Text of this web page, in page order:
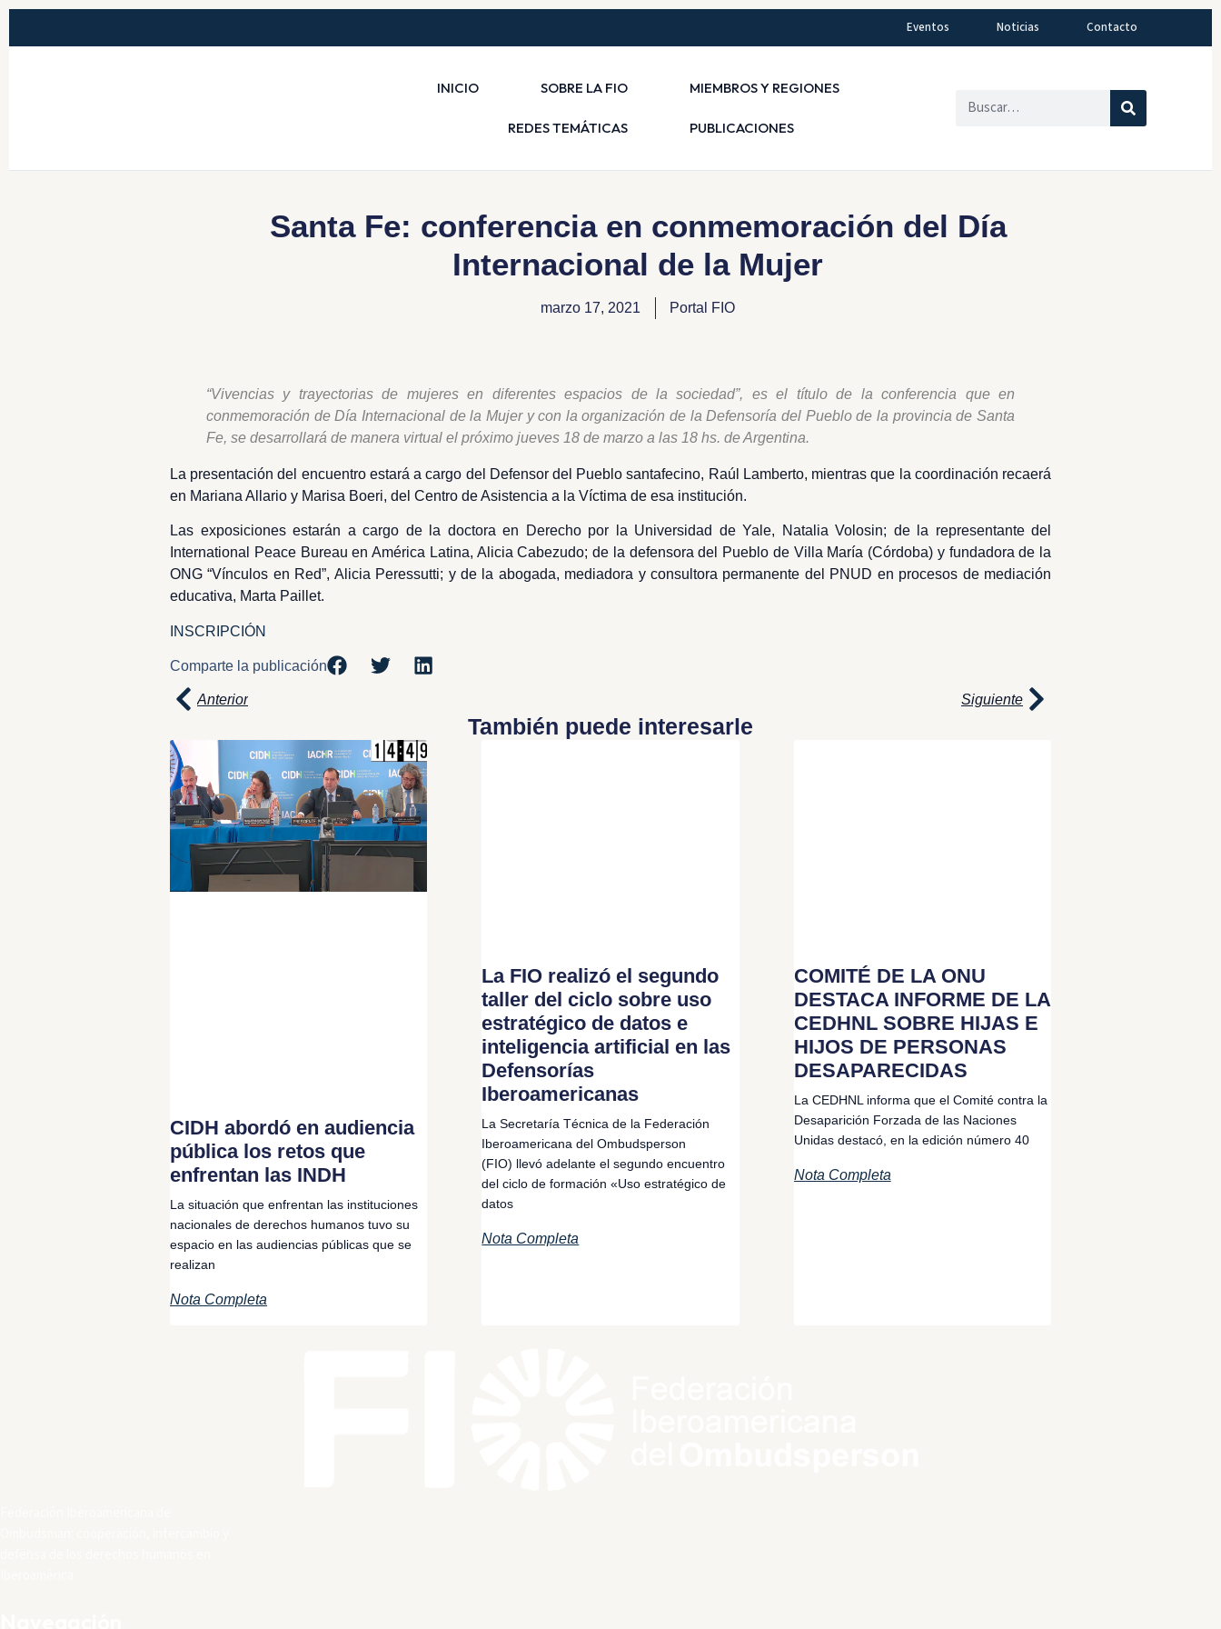
Eventos Noticias Contacto
INICIO SOBRE LA FIO MIEMBROS Y REGIONES
REDES TEMÁTICAS PUBLICACIONES
Santa Fe: conferencia en conmemoración del Día
Internacional de la Mujer
marzo 17, 2021 Portal FIO
“Vivencias y trayectorias de mujeres en diferentes espacios de la sociedad”, es el título de la conferencia que en
conmemoración de Día Internacional de la Mujer y con la organización de la Defensoría del Pueblo de la provincia de Santa
Fe, se desarrollará de manera virtual el próximo jueves 18 de marzo a las 18 hs. de Argentina.
La presentación del encuentro estará a cargo del Defensor del Pueblo santafecino, Raúl Lamberto, mientras que la coordinación recaerá
en Mariana Allario y Marisa Boeri, del Centro de Asistencia a la Víctima de esa institución.
Las exposiciones estarán a cargo de la doctora en Derecho por la Universidad de Yale, Natalia Volosin; de la representante del
International Peace Bureau en América Latina, Alicia Cabezudo; de la defensora del Pueblo de Villa María (Córdoba) y fundadora de la
ONG “Vínculos en Red”, Alicia Peressutti; y de la abogada, mediadora y consultora permanente del PNUD en procesos de mediación
educativa, Marta Paillet.
INSCRIPCIÓN
Comparte la publicación
Anterior Siguiente
También puede interesarle
CIDH abordó en audiencia
pública los retos que
enfrentan las INDH
La situación que enfrentan las instituciones
nacionales de derechos humanos tuvo su
espacio en las audiencias públicas que se
realizan
Nota Completa
La FIO realizó el segundo
taller del ciclo sobre uso
estratégico de datos e
inteligencia artificial en las
Defensorías
Iberoamericanas
La Secretaría Técnica de la Federación
Iberoamericana del Ombudsperson
(FIO) llevó adelante el segundo encuentro
del ciclo de formación «Uso estratégico de
datos
Nota Completa
COMITÉ DE LA ONU
DESTACA INFORME DE LA
CEDHNL SOBRE HIJAS E
HIJOS DE PERSONAS
DESAPARECIDAS
La CEDHNL informa que el Comité contra la
Desaparición Forzada de las Naciones
Unidas destacó, en la edición número 40
Nota Completa